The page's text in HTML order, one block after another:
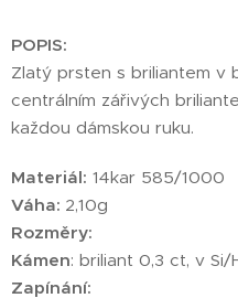
POPIS:
Zlatý prsten s briliantem v
centrálním zářivých
každou dámskou ruku. ❤
Materiál: 14kar 585/1000
Váha: 2,10g
Rozměry:
Kámen: briliant 0,3 ct, v Si/
Zapínání: